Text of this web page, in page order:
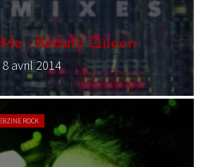
Me – Harmony
février 2018
WEBZINE ROCK